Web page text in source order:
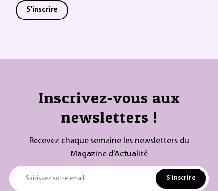
S'inscrire
Inscrivez-vous aux
newsletters !
Recevez chaque semaine les newsletters du
Magazine d’Actualité
Saisissez votre email S'inscrire